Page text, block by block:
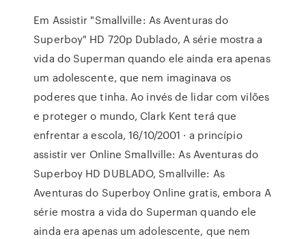
Em Assistir "Smallville: As Aventuras do
Superboy" HD 720p Dublado, A série mostra a
vida do Superman quando ele ainda era apenas
um adolescente, que nem imaginava os
poderes que tinha. Ao invés de lidar com vilões
e proteger o mundo, Clark Kent terá que
enfrentar a escola, 16/10/2001 · a princípio
assistir ver Online Smallville: As Aventuras do
Superboy HD DUBLADO, Smallville: As
Aventuras do Superboy Online gratis, embora A
série mostra a vida do Superman quando ele
ainda era apenas um adolescente, que nem